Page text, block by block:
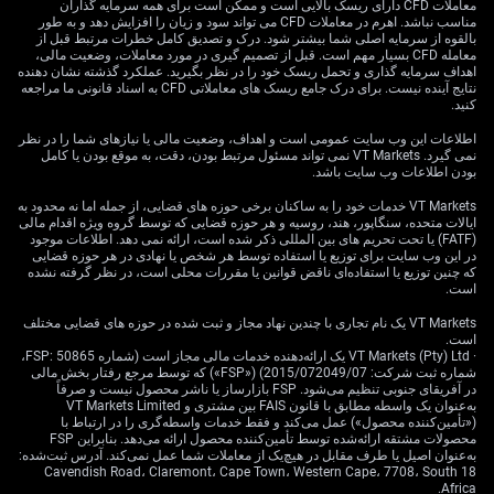
انتظار می‌رود پوند در برابر دلار تقویت شود و تا سه‌ماهه
چهارم به هدف ۱.۳۵ برسد. با توجه به اینکه پوند/دلار اکنون
نزدیک ۱.۲۷ معامله می‌شود، این یعنی رشد قابل‌توجه ارزش
قراردادی که حق خرید دارایی را با قیمت مشخص تا زمان
معین می‌دهد) روی پوند/دلار را بررسی کرد تا از این حرکت
احتمالی سود گرفته شود.
تورم ممکن است دوباره تا ۳.۶٪ شتاب بگیرد؛ جهشی
نگران‌کننده نسبت به گزارش اخیر اداره آمار ملی که تورم
شاخص قیمت مصرف‌کننده (CPI؛ سنجه تغییر قیمت یک سبد
ریسک تورم، «سوآپ تورمی» (قرارداد مبادله پرداخت‌ها بر
اساس تورم واقعی در برابر نرخ ثابت) جذاب‌تر می‌شود. از
نگاه بانک، بازار احتمال موج دوم تورمی را کمتر از واقع
قیمت‌گذاری کرده است.
ترکیب رشد پایین و هزینه بالاتر وام‌گیری، حاشیه سود
شرکت‌ها را تحت فشار می‌گذارد، به‌خصوص شرکت‌هایی که
بیشتر به اقتصاد داخل بریتانیا وابسته‌اند. این چشم‌انداز برای
معاملات CFD دارای ریسک بالایی است و ممکن است برای همه سرمایه گذاران
مناسب نباشد. اهرم در معاملات CFD می تواند سود و زیان را افزایش دهد و به طور
بالقوه از سرمایه اصلی شما بیشتر شود. درک و تصدیق کامل خطرات مرتبط قبل از
معامله CFD بسیار مهم است. قبل از تصمیم گیری در مورد معاملات، وضعیت مالی،
اهداف سرمایه گذاری و تحمل ریسک خود را در نظر بگیرید. عملکرد گذشته نشان دهنده
نتایج آینده نیست. برای درک جامع ریسک های معاملاتی CFD به اسناد قانونی ما مراجعه
کنید.
اطلاعات این وب سایت عمومی است و اهداف، وضعیت مالی یا نیازهای شما را در نظر
نمی گیرد. VT Markets نمی تواند مسئول مرتبط بودن، دقت، به موقع بودن یا کامل
بودن اطلاعات وب سایت باشد.
VT Markets خدمات خود را به ساکنان برخی حوزه های قضایی، از جمله اما نه محدود به
ایالات متحده، سنگاپور، هند، روسیه و هر حوزه قضایی که توسط گروه ویژه اقدام مالی
(FATF) یا تحت تحریم های بین المللی ذکر شده است، ارائه نمی دهد. اطلاعات موجود
در این وب سایت برای توزیع یا استفاده توسط هر شخص یا نهادی در هر حوزه قضایی
که چنین توزیع یا استفاده‌ای ناقض قوانین یا مقررات محلی است، در نظر گرفته نشده
است.
VT Markets یک نام تجاری با چندین نهاد مجاز و ثبت شده در حوزه های قضایی مختلف
است.
· VT Markets (Pty) Ltd یک ارائه‌دهنده خدمات مالی مجاز است (شماره FSP: 50865،
شماره ثبت شرکت: 2015/072049/07) («FSP») که توسط مرجع رفتار بخش مالی
در آفریقای جنوبی تنظیم می‌شود. FSP بازارساز یا ناشر محصول نیست و صرفاً
به‌عنوان یک واسطه مطابق با قانون FAIS بین مشتری و VT Markets Limited
(«تأمین‌کننده محصول») عمل می‌کند و فقط خدمات واسطه‌گری را در ارتباط با
محصولات مشتقه ارائه‌شده توسط تأمین‌کننده محصول ارائه می‌دهد. بنابراین FSP
به‌عنوان اصیل یا طرف مقابل در هیچ‌یک از معاملات شما عمل نمی‌کند. آدرس ثبت‌شده:
18 Cavendish Road، Claremont، Cape Town، Western Cape، 7708، South
Africa.